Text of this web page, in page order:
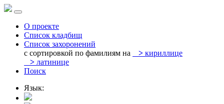
О проекте
Список кладбищ
Список захоронений
с сортировкой по фамилиям на
> кириллице
> латинице
Поиск
Язык: